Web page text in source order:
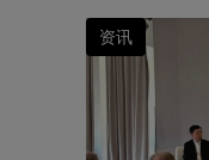
资讯